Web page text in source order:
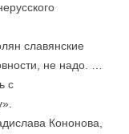
славянские
не надо. …
с
Кононова,